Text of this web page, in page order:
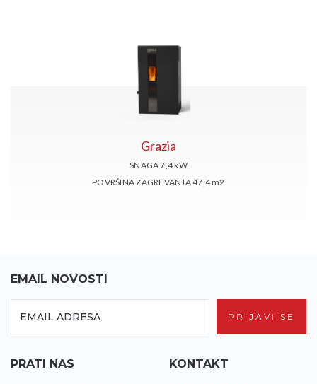
Grazia
SNAGA 7,4kW
POVRŠINA ZAGREVANJA 47,4m2
EMAIL NOVOSTI
PRIJAVI SE
PRATI NAS KONTAKT